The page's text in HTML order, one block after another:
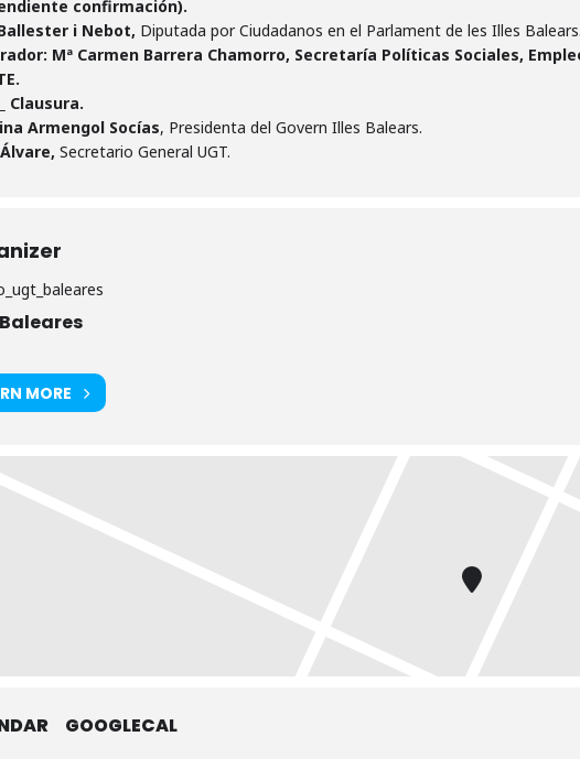
confirmación).
i Nebot, Diputada por Ciudadanos en el Parlament de les Illes Balears.
Mª Carmen Barrera Chamorro, Secretaría Políticas Sociales,
Clausura.
Armengol Socías, Presidenta del Govern Illes Balears.
Secretario General UGT.
MORE
GOOGLECAL